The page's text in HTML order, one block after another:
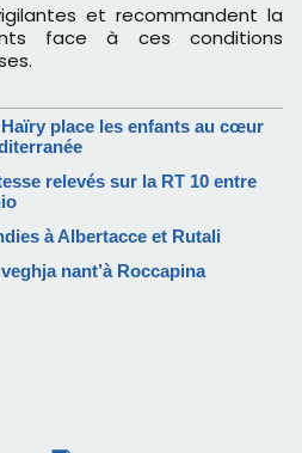
et recommandent la
face à ces conditions
place les enfants au cœur
relevés sur la RT 10 entre
à Albertacce et Rutali
nant’à Roccapina